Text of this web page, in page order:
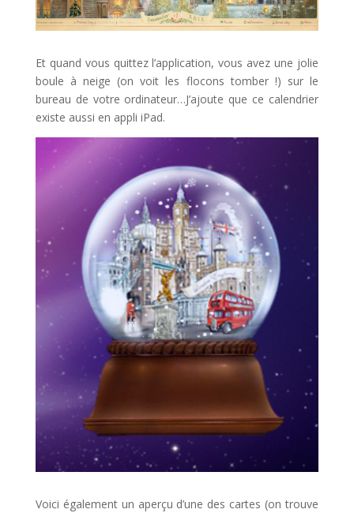
Et quand vous quittez l’application, vous avez une jolie
boule à neige (on voit les flocons tomber !) sur le
bureau de votre ordinateur…J’ajoute que ce calendrier
existe aussi en appli iPad.
Voici également un aperçu d’une des cartes (on trouve